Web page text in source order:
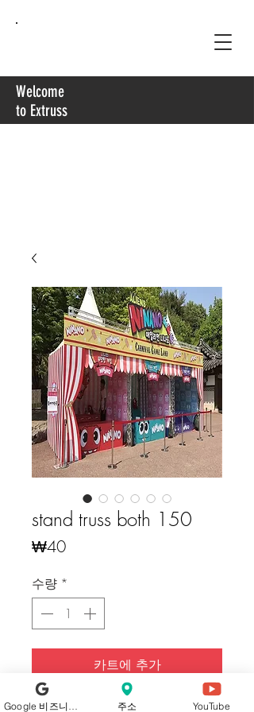
Welcome
to Extruss
stand truss both 150
₩40가
수량 *
카트에 추가
구매하기
주소 YouTube